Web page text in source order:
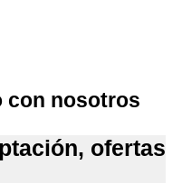
con nosotros
ofertas